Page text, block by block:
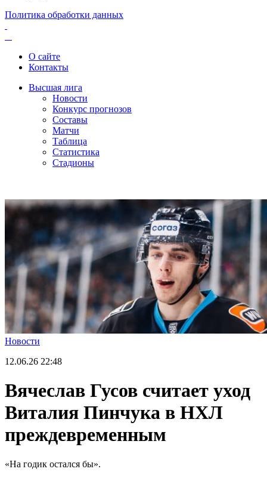
Политика обработки данных
О сайте
Контакты
Высшая лига
Новости
Конкурс прогнозов
Составы
Матчи
Таблица
Статистика
Стадионы
Новости
12.06.26 22:48
Вячеслав Гусов считает уход
Виталия Пинчука в НХЛ
преждевременным
«На годик остался бы».